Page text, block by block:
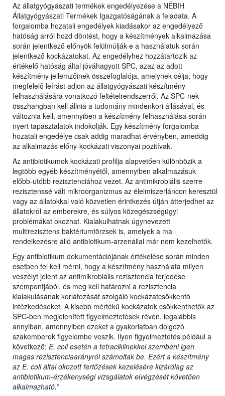
Az állatgyógyászati termékek engedélyezése a NÉBIH
Állatgyógyászati Termékek Igazgatóságának a feladata. A
forgalomba hozatali engedélyek kiadásakor az engedélyező
hatóság arról hozd döntést, hogy a készítmények alkalmazása
során jelentkező előnyök felülmúlják-e a használatuk során
jelentkező kockázatokat. Az engedélyhez hozzátartozik az
értékelő hatóság által jóváhagyott SPC, azaz az adott
készítmény jellemzőinek összefoglalója, amelynek célja, hogy
megfelelő leírást adjon az állatgyógyászati készítmény
felhasználására vonatkozó feltételrendszerről. Az SPC-nek
összhangban kell állnia a tudomány mindenkori állásával, és
változnia kell, amennyiben a készítmény felhasználása során
nyert tapasztalatok indokolják. Egy készítmény forgalomba
hozatali engedélye csak addig maradhat érvényben, ameddig
az alkalmazás előny-kockázati viszonyai pozitívak.
Az antibiotikumok kockázati profilja alapvetően különbözik a
legtöbb egyéb készítményétől, amennyiben alkalmazásuk
előbb-utóbb rezisztenciához vezet. Az antimikrobiális szerre
rezisztenssé vált mikroorganizmus az élelmiszerláncon keresztül
vagy az állatokkal való közvetlen érintkezés útján átterjedhet az
állatokról az emberekre, és súlyos közegészségügyi
problémákat okozhat. Kialakulhatnak úgynevezett
multirezisztens baktériumtörzsek is, amelyek a ma
rendelkezésre álló antibiotikum-arzenállal már nem kezelhetők.
Egy antibiotikum dokumentációjának értékelése során minden
esetben fel kell mérni, hogy a készítmény használata milyen
veszélyt jelent az antimikrobiális rezisztencia terjedése
szempontjából, és meg kell határozni a rezisztencia
kialakulásának korlátozását szolgáló kockázatcsökkentő
intézkedéseket. A kisebb mértékű kockázatok csökkenthetők az
SPC-ben megjelenített figyelmeztetések révén, legalábbis
annyiban, amennyiben ezeket a gyakorlatban dolgozó
szakemberek figyelembe veszik. Ilyen figyelmeztetés például a
következő: E. coli esetén a tetraciklinekkel szembeni igen
magas rezisztenciaarányról számoltak be. Ezért a készítmény
az E. coli által okozott fertőzések kezelésére kizárólag az
antibiotikum-érzékenységi vizsgálatok elvégzését követően
alkalmazható.”